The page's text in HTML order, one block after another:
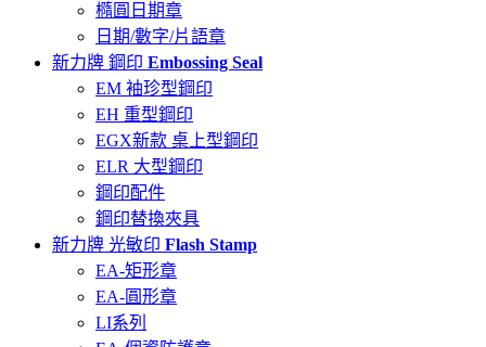
橢圓日期章
日期/數字/片語章
新力牌 鋼印 Embossing Seal
EM 袖珍型鋼印
EH 重型鋼印
EGX新款 桌上型鋼印
ELR 大型鋼印
鋼印配件
鋼印替換夾具
新力牌 光敏印 Flash Stamp
EA-矩形章
EA-圓形章
LI系列